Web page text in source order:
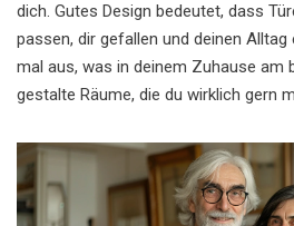
dich. Gutes Design bedeutet, dass
passen, dir gefallen und deinen
mal aus, was in deinem Zuhause am
gestalte Räume, die du wirklich gern